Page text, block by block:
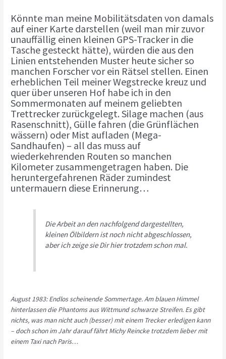
Könnte man meine Mobilitätsdaten von damals
auf einer Karte darstellen (weil man mir zuvor
unauffällig einen kleinen GPS-Tracker in die
Tasche gesteckt hätte), würden die aus den
Linien entstehenden Muster heute sicher so
manchen Forscher vor ein Rätsel stellen. Einen
erheblichen Teil meiner Wegstrecke kreuz und
quer über unseren Hof habe ich in den
Sommermonaten auf meinem geliebten
Trettrecker zurückgelegt. Silage machen (aus
Rasenschnitt), Gülle fahren (die Grünflächen
wässern) oder Mist aufladen (Mega-
Sandhaufen) – all das muss auf
wiederkehrenden Routen so manchen
Kilometer zusammengetragen haben. Die
heruntergefahrenen Räder zumindest
untermauern diese Erinnerung…
Die Arbeit an den nachfolgend dargestellten,
kleinen Ölbildern ist noch nicht abgeschlossen,
aber ich zeige sie Dir hier trotzdem schon mal.
August 1983: Endlos scheinende Sommertage. Am blauen Himmel
hinterlassen die Phantoms aus Wittmund schwarze Streifen. Es gibt
nichts, was man nicht auch (besser) mit einem Trecker erledigen kann
– doch schon im Jahr darauf fährt Michy Reincke trotzdem lieber mit
einem Taxi nach Paris…